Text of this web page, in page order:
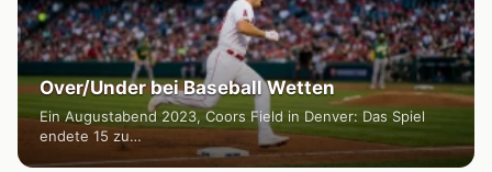
Over/Under bei Baseball Wetten
Ein Augustabend 2023, Coors Field in Denver: Das Spiel
endete 15 zu…